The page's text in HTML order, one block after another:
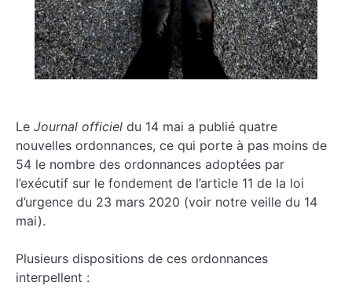
Le Journal officiel du 14 mai a publié quatre
nouvelles ordonnances, ce qui porte à pas moins de
54 le nombre des ordonnances adoptées par
l’exécutif sur le fondement de l’article 11 de la loi
d’urgence du 23 mars 2020 (voir notre veille du 14
mai).
Plusieurs dispositions de ces ordonnances
interpellent :